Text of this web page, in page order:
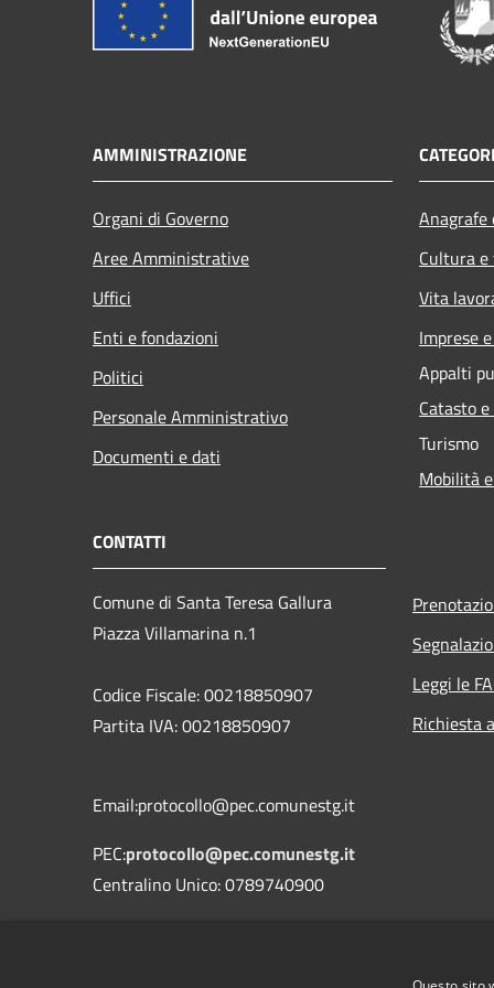
AMMINISTRAZIONE
Organi di Governo
Aree Amministrative
Uffici
Enti e fondazioni
Politici
Personale Amministrativo
Documenti e dati
Cultura
Vita
Imprese
Appalti
Catasto
Turismo
Mobilità
CONTATTI
Comune di Santa Teresa Gallura
Piazza Villamarina n.1
Codice Fiscale: 00218850907
Partita IVA: 00218850907
Email:protocollo@pec.comunestg.it
PEC:protocollo@pec.comunestg.it
Centralino Unico: 0789740900
Leggi le
Richiesta